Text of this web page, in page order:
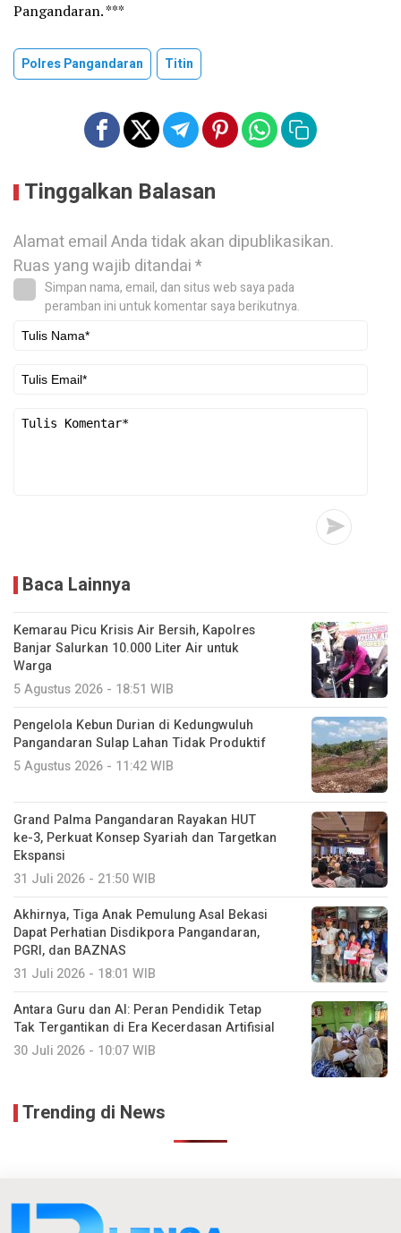
Pangandaran. ***
Polres Pangandaran Titin
Tinggalkan Balasan
Alamat email Anda tidak akan dipublikasikan.
Ruas yang wajib ditandai*
Simpan nama, email, dan situs web saya pada
peramban ini untuk komentar saya berikutnya.
Baca Lainnya
Kemarau Picu Krisis Air Bersih, Kapolres
Banjar Salurkan 10.000 Liter Air untuk
Warga
5 Agustus 2026 - 18:51 WIB
Pengelola Kebun Durian di Kedungwuluh
Pangandaran Sulap Lahan Tidak Produktif ‎
5 Agustus 2026 - 11:42 WIB
Grand Palma Pangandaran Rayakan HUT
ke-3, Perkuat Konsep Syariah dan Targetkan
Ekspansi
31 Juli 2026 - 21:50 WIB
Akhirnya, Tiga Anak Pemulung Asal Bekasi
Dapat Perhatian Disdikpora Pangandaran,
PGRI, dan BAZNAS
31 Juli 2026 - 18:01 WIB
Antara Guru dan AI: Peran Pendidik Tetap
Tak Tergantikan di Era Kecerdasan Artifisial
30 Juli 2026 - 10:07 WIB
Trending di News